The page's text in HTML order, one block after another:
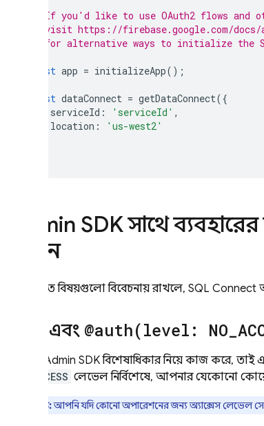
// If you'd like to use OAuth2 flows and
// visit https://firebase.google.com/
// for alternative ways to initialize the
const app = initializeApp();
const dataConnect = getDataConnect({
serviceId : 'serviceId' ,
location :
'us-west2'
Admin SDKসাথে
করুন
নিম্নলিখিত বিষয়গুলো বিবেচনায় রাখলে, SQL Connect
SDK এবং @auth(level: NO
Admin SDKবিশেষাধিকার নিয়ে কাজ করে, তাই
NO_ACCESS লেভেল নির্বিশেষে, আপনার যেকোনো
দ্রষ্টব্য:আপনি যদি কোনো অপারেশনের জন্য অ্যাক্সেস লেভেল